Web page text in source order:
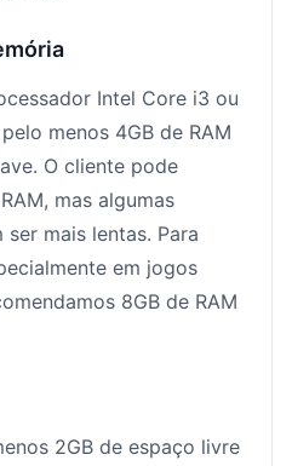
Intel Core i3 ou
menos 4GB de RAM
O cliente pode
mas algumas
mais lentas. Para
em jogos
8GB de RAM
2GB de espaço livre